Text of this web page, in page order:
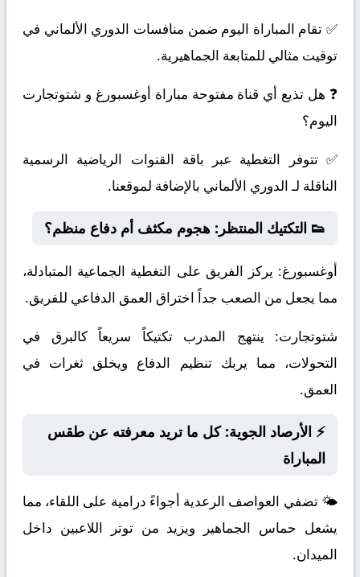
✅ تقام المباراة اليوم ضمن منافسات الدوري الألماني في
توقيت مثالي للمتابعة الجماهيرية.
❓ هل تذيع أي قناة مفتوحة مباراة أوغسبورغ و شتوتجارت
اليوم؟
✅ تتوفر التغطية عبر باقة القنوات الرياضية الرسمية
الناقلة لـ الدوري الألماني بالإضافة لموقعنا.
👟 التكتيك المنتظر: هجوم مكثف أم دفاع منظم؟
أوغسبورغ: يركز الفريق على التغطية الجماعية المتبادلة،
مما يجعل من الصعب جداً اختراق العمق الدفاعي للفريق.
شتوتجارت: ينتهج المدرب تكتيكاً سريعاً كالبرق في
التحولات، مما يربك تنظيم الدفاع ويخلق ثغرات في
العمق.
⚡ الأرصاد الجوية: كل ما تريد معرفته عن طقس
المباراة
🌤️ تضفي العواصف الرعدية أجواءً درامية على اللقاء، مما
يشعل حماس الجماهير ويزيد من توتر اللاعبين داخل
الميدان.